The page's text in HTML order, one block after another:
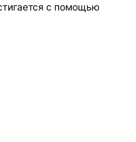
с помощью